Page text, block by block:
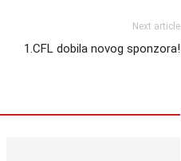
Next article
1.CFL dobila novog sponzora!